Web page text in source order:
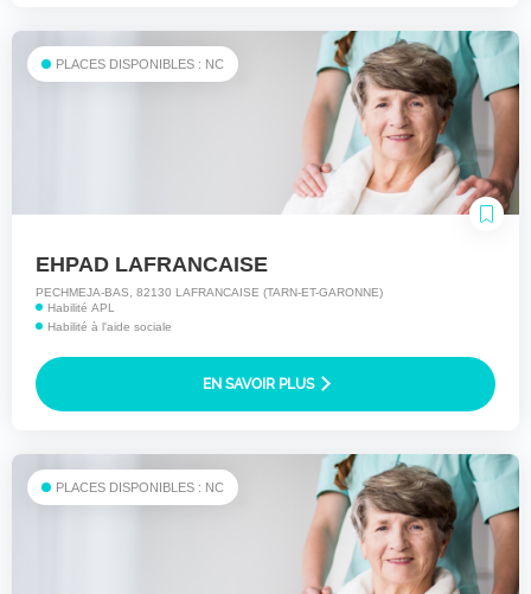
PLACES DISPONIBLES : NC
EHPAD LAFRANCAISE
PECHMEJA-BAS, 82130 LAFRANCAISE (TARN-ET-GARONNE)
Habilité APL
Habilité à l'aide sociale
EN SAVOIR PLUS
PLACES DISPONIBLES : NC